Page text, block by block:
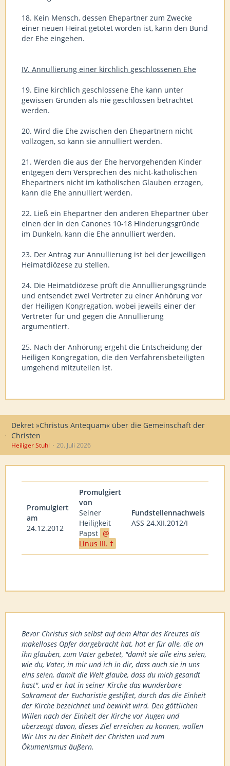
18. Kein Mensch, dessen Ehepartner zum Zwecke
einer neuen Heirat getötet worden ist, kann den Bund
der Ehe eingehen.
IV. Annullierung einer kirchlich geschlossenen Ehe
19. Eine kirchlich geschlossene Ehe kann unter
gewissen Gründen als nie geschlossen betrachtet
werden.
20. Wird die Ehe zwischen den Ehepartnern nicht
vollzogen, so kann sie annulliert werden.
21. Werden die aus der Ehe hervorgehenden Kinder
entgegen dem Versprechen des nicht-katholischen
Ehepartners nicht im katholischen Glauben erzogen,
kann die Ehe annulliert werden.
22. Ließ ein Ehepartner den anderen Ehepartner über
einen der in den Canones 10-18 Hinderungsgründe
im Dunkeln, kann die Ehe annulliert werden.
23. Der Antrag zur Annullierung ist bei der jeweiligen
Heimatdiözese zu stellen.
24. Die Heimatdiözese prüft die Annullierungsgründe
und entsendet zwei Vertreter zu einer Anhörung vor
der Heiligen Kongregation, wobei jeweils einer der
Vertreter für und gegen die Annullierung
argumentiert.
25. Nach der Anhörung ergeht die Entscheidung der
Heiligen Kongregation, die den Verfahrensbeteiligten
umgehend mitzuteilen ist.
Dekret »Christus Antequam« über die Gemeinschaft der
Christen
Heiliger Stuhl 20. Juli 2026
Promulgiert
am
24.12.2012
Promulgiert
von
Seiner
Heiligkeit
Papst
Linus III. †
Fundstellennachweis
ASS 24.XII.2012/I
Bevor Christus sich selbst auf dem Altar des Kreuzes als
makelloses Opfer dargebracht hat, hat er für alle, die an
ihn glauben, zum Vater gebetet, "damit sie alle eins seien,
wie du, Vater, in mir und ich in dir, dass auch sie in uns
eins seien, damit die Welt glaube, dass du mich gesandt
hast", und er hat in seiner Kirche das wunderbare
Sakrament der Eucharistie gestiftet, durch das die Einheit
der Kirche bezeichnet und bewirkt wird. Den göttlichen
Willen nach der Einheit der Kirche vor Augen und
überzeugt davon, dieses Ziel erreichen zu können, wollen
Wir Uns zu der Einheit der Christen und zum
Ökumenismus äußern.